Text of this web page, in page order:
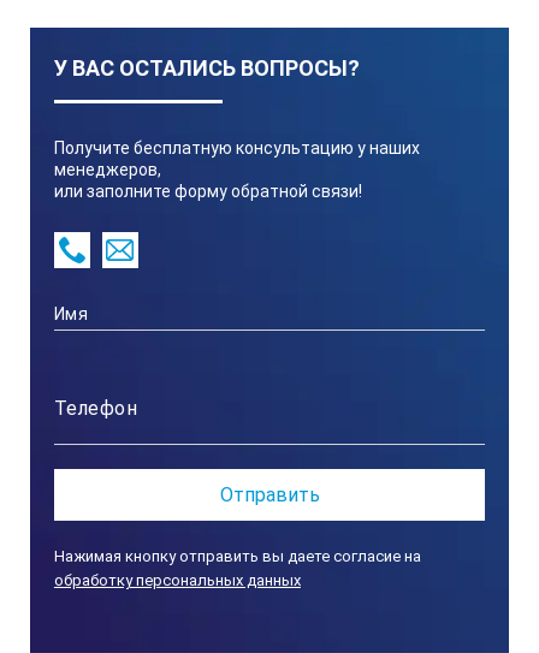
Температура : ±1°C
Минимальное значение шкалы
от 10 до 100°C
(автоматическая температурная компенсация)
Размер образца
0.3 мл
У ВАС ОСТАЛИСЬ ВОПРОСЫ?
Получите бесплатную консультацию у наших
менеджеров,
или заполните форму обратной связи!
Нажимая кнопку отправить вы даете согласие на
обработку персональных данных